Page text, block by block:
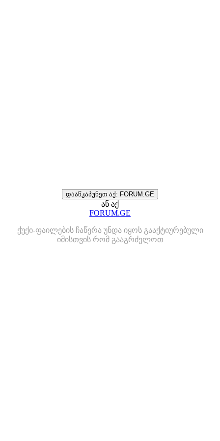
დააწკაპუნეთ აქ: FORUM.GE
ან აქ
FORUM.GE
ქუქი-ფაილების ჩაწერა უნდა იყოს გააქტიურებული
იმისთვის რომ გააგრძელოთ